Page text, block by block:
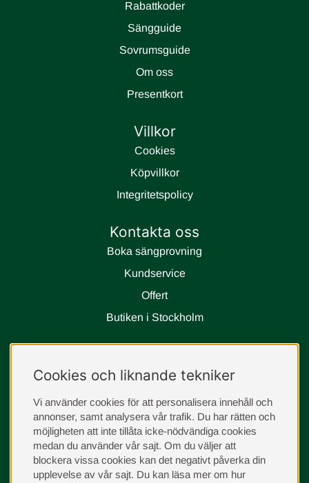
Rabattkoder
Sängguide
Sovrumsguide
Om oss
Presentkort
Villkor
Cookies
Köpvillkor
Integritetspolicy
Kontakta oss
Boka sängprovning
Kundservice
Offert
Butiken i Stockholm
instagram
Cookies och liknande tekniker
Vi använder cookies för att personalisera innehåll och
annonser, samt analysera vår trafik. Du har rätten och
möjligheten att inte tillåta icke-nödvändiga cookies
medan du använder vår sajt. Om du väljer att
blockera vissa cookies kan det negativt påverka din
upplevelse av vår sajt. Du kan läsa mer om hur